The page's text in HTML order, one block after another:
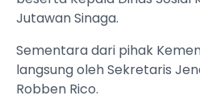
Jutawan Sinaga.
Sementara dari pihak
langsung oleh Sekretaris
Robben Rico.